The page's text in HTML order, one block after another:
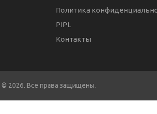
Политика
PIPL
Контакты
© 2026. Все права защищены.